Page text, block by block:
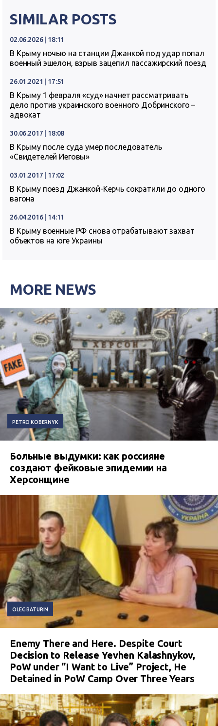
SIMILAR POSTS
02.06.2026 | 18:11
В Крыму ночью на станции Джанкой под удар попал
военный эшелон, взрыв зацепил пассажирский поезд
26.01.2021 | 17:51
В Крыму 1 февраля «суд» начнет рассматривать
дело против украинского военного Добринского –
адвокат
30.06.2017 | 18:08
В Крыму после суда умер последователь
«Свидетелей Иеговы»
03.01.2017 | 17:02
В Крыму поезд Джанкой-Керчь сократили до одного
вагона
26.04.2016 | 14:11
В Крыму военные РФ снова отрабатывают захват
объектов на юге Украины
MORE NEWS
PETRO KOBERNYK
Больные выдумки: как россияне
создают фейковые эпидемии на
Херсонщине
OLEG BATURIN
Enemy There and Here. Despite Court
Decision to Release Yevhen Kalashnykov,
PoW under “I Want to Live” Project, He
Detained in PoW Camp Over Three Years